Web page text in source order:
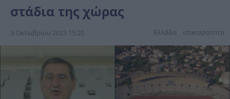
στάδια της χώρας
3 Οκτωβρίου 2023 15:20 Ελλάδα επικαιpότnτα